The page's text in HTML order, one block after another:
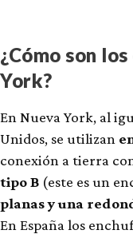
¿Cómo son
York?
En Nueva York, al
Unidos, se utilizan
conexión a tierra
tipo B (este es un
planas y una
En España los